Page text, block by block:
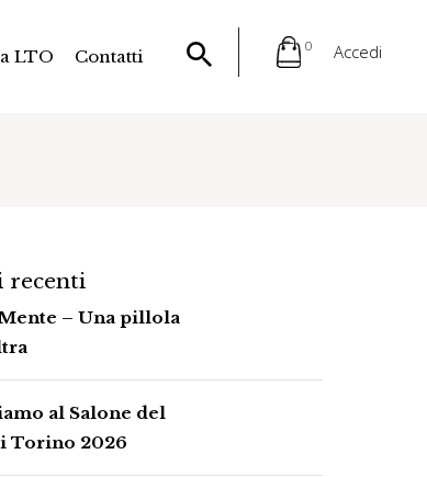
LTO Contatti
0 Accedi
recenti
– Una pillola
al Salone del
Torino 2026